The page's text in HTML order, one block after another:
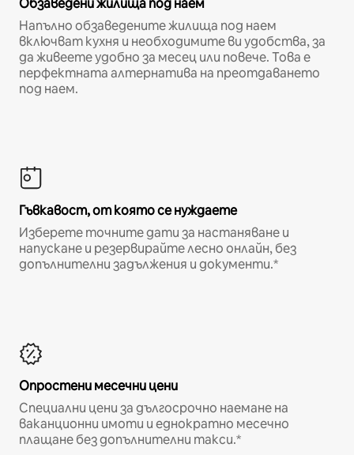
Обзаведени жилища под наем
Напълно обзаведените жилища под наем
включват кухня и необходимите ви удобства, за
да живеете удобно за месец или повече. Това е
перфектната алтернатива на преотдаването
под наем.
Гъвкавост, от която се нуждаете
Изберете точните дати за настаняване и
напускане и резервирайте лесно онлайн, без
допълнителни задължения и документи.*
Опростени месечни цени
Специални цени за дългосрочно наемане на
ваканционни имоти и еднократно месечно
плащане без допълнителни такси.*